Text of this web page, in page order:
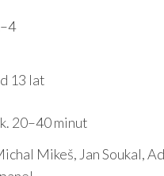
13 lat
20–40 minut
Mikeš, Jan Soukal,